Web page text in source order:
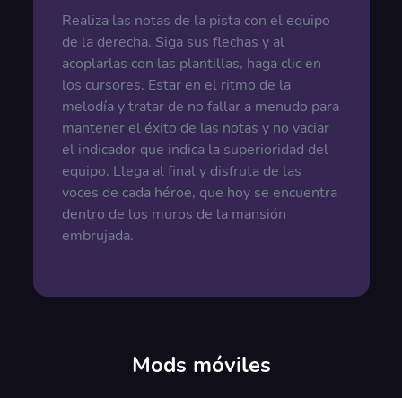
Realiza las notas de la pista con el equipo
de la derecha. Siga sus flechas y al
acoplarlas con las plantillas, haga clic en
los cursores. Estar en el ritmo de la
melodía y tratar de no fallar a menudo para
mantener el éxito de las notas y no vaciar
el indicador que indica la superioridad del
equipo. Llega al final y disfruta de las
voces de cada héroe, que hoy se encuentra
dentro de los muros de la mansión
embrujada.
Mods móviles